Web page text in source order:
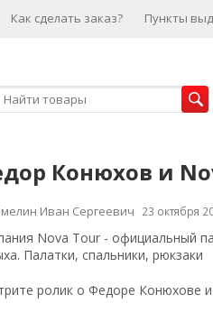
Как сделать заказ? Пункты
Конюхов и
Иван Сергеевич 23 октября
Nova Tour - официальный
Палатки, спальники, рюкзаки
ролик о Федоре Конюхове